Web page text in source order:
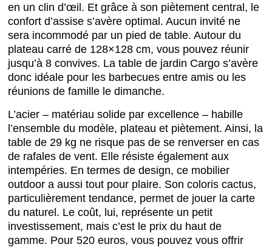
en un clin d’œil. Et grâce à son piètement central, le
confort d’assise s’avère optimal. Aucun invité ne
sera incommodé par un pied de table. Autour du
plateau carré de 128×128 cm, vous pouvez réunir
jusqu’à 8 convives. La table de jardin Cargo s’avère
donc idéale pour les barbecues entre amis ou les
réunions de famille le dimanche.
L’acier – matériau solide par excellence – habille
l’ensemble du modèle, plateau et piètement. Ainsi, la
table de 29 kg ne risque pas de se renverser en cas
de rafales de vent. Elle résiste également aux
intempéries. En termes de design, ce mobilier
outdoor a aussi tout pour plaire. Son coloris cactus,
particulièrement tendance, permet de jouer la carte
du naturel. Le coût, lui, représente un petit
investissement, mais c’est le prix du haut de
gamme. Pour 520 euros, vous pouvez vous offrir